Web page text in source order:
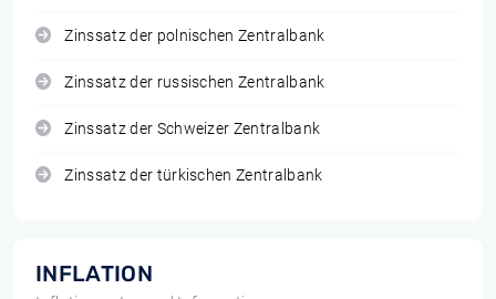
Zinssatz der polnischen Zentralbank
Zinssatz der russischen Zentralbank
Zinssatz der Schweizer Zentralbank
Zinssatz der türkischen Zentralbank
INFLATION